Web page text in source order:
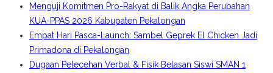
Menguji Komitmen Pro-Rakyat di Balik Angka Perubahan
KUA-PPAS 2026 Kabupaten Pekalongan
Empat Hari Pasca-Launch: Sambel Geprek El Chicken Jadi
Primadona di Pekalongan
Dugaan Pelecehan Verbal & Fisik Belasan Siswi SMAN 1